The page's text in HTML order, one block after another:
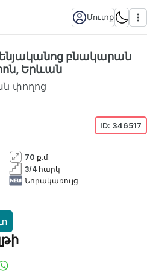
Մուտք
բնակարան
Երևան
փողոց
ID: 346517
70 ք.մ.
3/4 հարկ
Նորակառույց